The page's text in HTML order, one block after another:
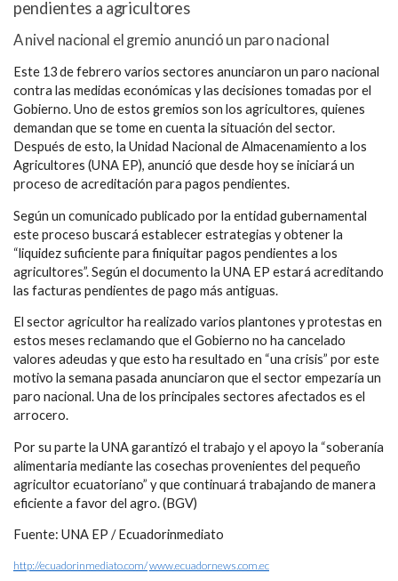
pendientes a agricultores
A nivel nacional el gremio anunció un paro nacional
Este 13 de febrero varios sectores anunciaron un paro nacional
contra las medidas económicas y las decisiones tomadas por el
Gobierno. Uno de estos gremios son los agricultores, quienes
demandan que se tome en cuenta la situación del sector.
Después de esto, la Unidad Nacional de Almacenamiento a los
Agricultores (UNA EP), anunció que desde hoy se iniciará un
proceso de acreditación para pagos pendientes.
Según un comunicado publicado por la entidad gubernamental
este proceso buscará establecer estrategias y obtener la
“liquidez suficiente para finiquitar pagos pendientes a los
agricultores”. Según el documento la UNA EP estará acreditando
las facturas pendientes de pago más antiguas.
El sector agricultor ha realizado varios plantones y protestas en
estos meses reclamando que el Gobierno no ha cancelado
valores adeudas y que esto ha resultado en “una crisis” por este
motivo la semana pasada anunciaron que el sector empezaría un
paro nacional. Una de los principales sectores afectados es el
arrocero.
Por su parte la UNA garantizó el trabajo y el apoyo la “soberanía
alimentaria mediante las cosechas provenientes del pequeño
agricultor ecuatoriano” y que continuará trabajando de manera
eficiente a favor del agro. (BGV)
Fuente: UNA EP / Ecuadorinmediato
http://ecuadorinmediato.com/www.ecuadornews.com.ec